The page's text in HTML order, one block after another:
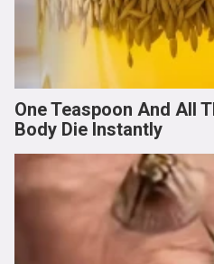
One Teaspoon And All
Body Die Instantly